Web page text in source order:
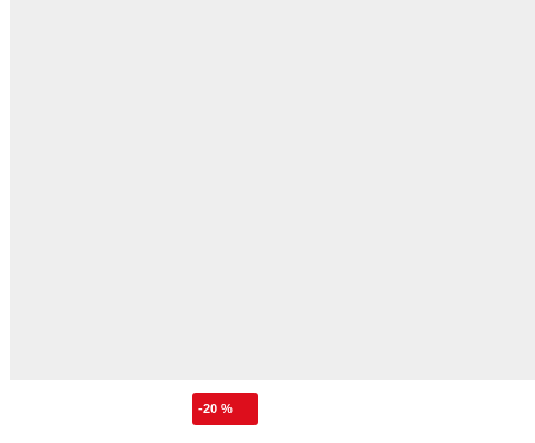
-20 %